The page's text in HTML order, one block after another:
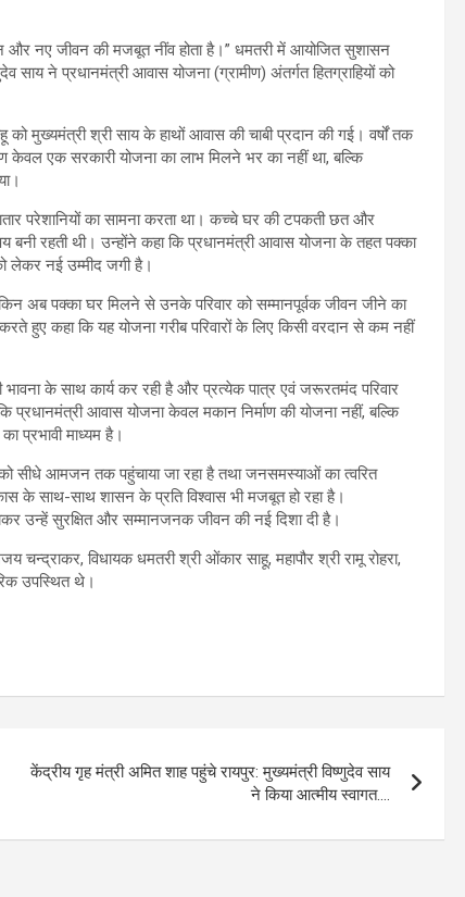
और नए जीवन की मजबूत नींव होता है।” धमतरी में आयोजित सुशासन
ने प्रधानमंत्री आवास योजना (ग्रामीण) अंतर्गत हितग्राहियों को
को मुख्यमंत्री श्री साय के हाथों आवास की चाबी प्रदान की गई। वर्षों तक
केवल एक सरकारी योजना का लाभ मिलने भर का नहीं था, बल्कि
परेशानियों का सामना करता था। कच्चे घर की टपकती छत और
बनी रहती थी। उन्होंने कहा कि प्रधानमंत्री आवास योजना के तहत पक्का
लेकर नई उम्मीद जगी है।
अब पक्का घर मिलने से उनके परिवार को सम्मानपूर्वक जीवन जीने का
हुए कहा कि यह योजना गरीब परिवारों के लिए किसी वरदान से कम नहीं
के साथ कार्य कर रही है और प्रत्येक पात्र एवं जरूरतमंद परिवार
प्रधानमंत्री आवास योजना केवल मकान निर्माण की योजना नहीं, बल्कि
प्रभावी माध्यम है।
सीधे आमजन तक पहुंचाया जा रहा है तथा जनसमस्याओं का त्वरित
के साथ-साथ शासन के प्रति विश्वास भी मजबूत हो रहा है।
उन्हें सुरक्षित और सम्मानजनक जीवन की नई दिशा दी है।
विधायक धमतरी श्री ओंकार साहू, महापौर श्री रामू रोहरा,
उपस्थित थे।
केंद्रीय गृह मंत्री अमित शाह पहुंचे रायपुर: मुख्यमंत्री विष्णुदेव साय
ने किया आत्मीय स्वागत….